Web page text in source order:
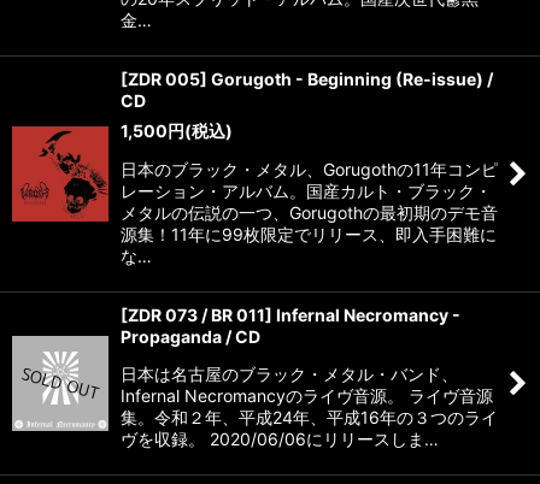
金…
[ZDR 005] Gorugoth - Beginning (Re-issue) /
CD
1,500円(税込)
日本のブラック・メタル、Gorugothの11年コンピ
レーション・アルバム。国産カルト・ブラック・
メタルの伝説の一つ、Gorugothの最初期のデモ音
源集！11年に99枚限定でリリース、即入手困難に
な…
[ZDR 073 / BR 011] Infernal Necromancy -
Propaganda / CD
日本は名古屋のブラック・メタル・バンド、
Infernal Necromancyのライヴ音源。 ライヴ音源
集。令和２年、平成24年、平成16年の３つのライ
ヴを収録。 2020/06/06にリリースしま…